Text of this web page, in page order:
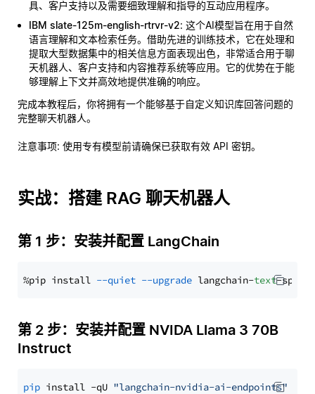
具、客户支持以及需要细致理解和指导的互动应用程序。
IBM slate-125m-english-rtrvr-v2: 这个AI模型旨在用于自然
语言理解和文本检索任务。借助先进的训练技术，它在处理和
提取大型数据集中的相关信息方面表现出色，非常适合用于聊
天机器人、客户支持和内容推荐系统等应用。它的优势在于能
够理解上下文并高效地提供准确的响应。
完成本教程后，你将拥有一个能够基于自定义知识库回答问题的
完整聊天机器人。
注意事项: 使用专有模型前请确保已获取有效 API 密钥。
实战：搭建 RAG 聊天机器人
第 1 步：安装并配置 LangChain
%pip install --quiet --upgrade langchain-text
第 2 步：安装并配置 NVIDA Llama 3 70B
Instruct
pip install -qU "langchain-nvidia-ai-endpoints"